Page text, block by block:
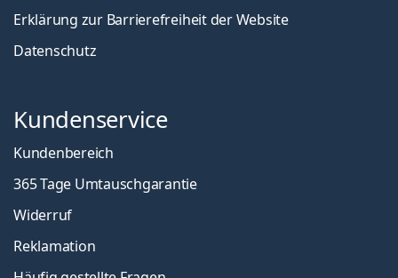
Erklärung zur Barrierefreiheit der Website
Datenschutz
Kundenservice
Kundenbereich
365 Tage Umtauschgarantie
Widerruf
Reklamation